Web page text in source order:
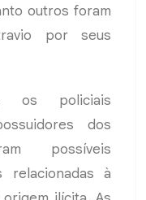
outros foram
por seus
os policiais
dos
possíveis
relacionadas à